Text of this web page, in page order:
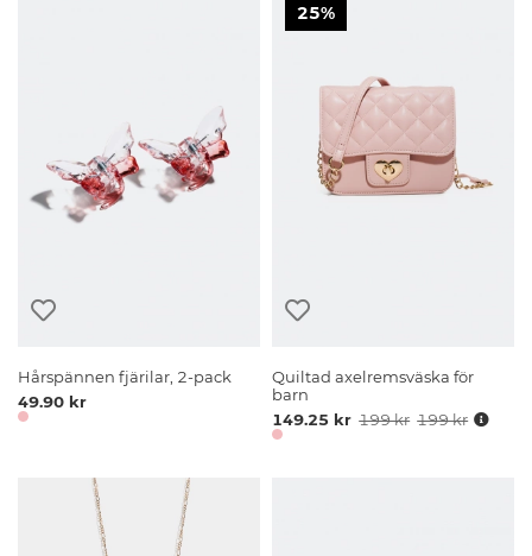
Hårspännen fjärilar, 2-pack
49.90 kr
25%
Quiltad axelremsväska för
barn
149.25 kr 199 kr 199 kr